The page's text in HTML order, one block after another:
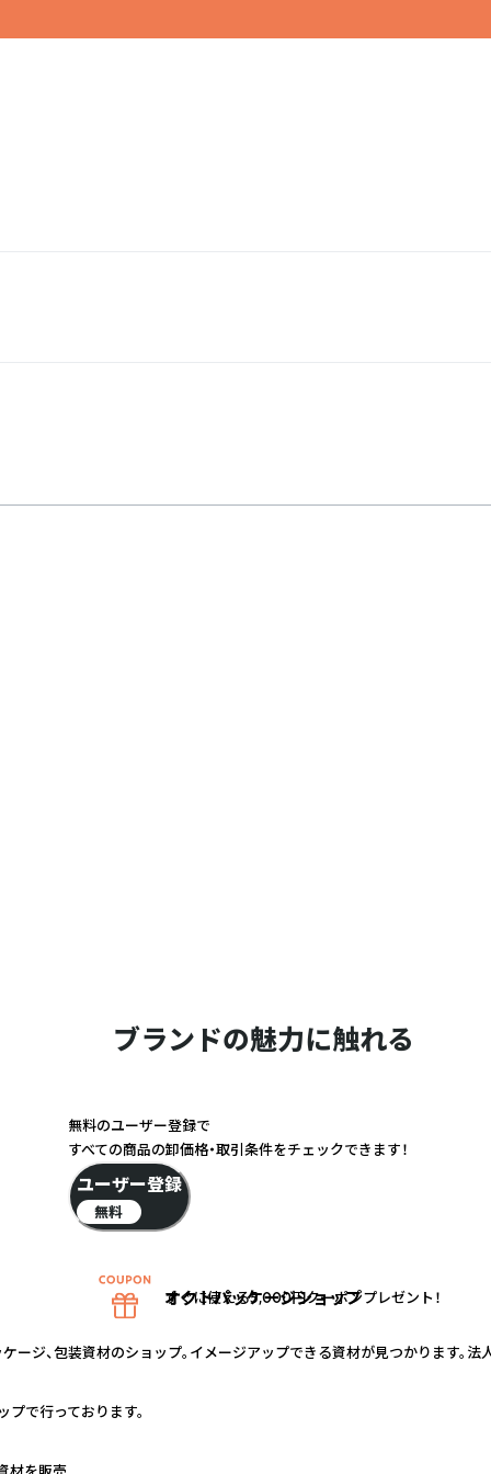
ブランドの魅力に触れる
オクトパッケージショップ
ージ、包装資材のショップ。イメージアップできる資材が見つかります。
プで行っております。
無料のユーザー登録で
すべての商品の卸価格・取引条件をチェックできます！
ユーザー登録
無料
すぐに使える5,000円クーポンプレゼント！